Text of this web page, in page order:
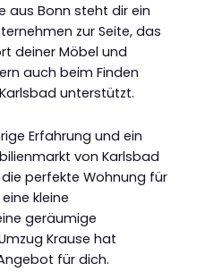
aus Bonn steht dir ein
zur Seite, das
deiner Möbel und
auch beim Finden
unterstützt.
Erfahrung und ein
von Karlsbad
perfekte Wohnung für
kleine
geräumige
Krause hat
für dich.